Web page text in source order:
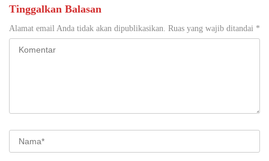
Tinggalkan Balasan
Alamat email Anda tidak akan dipublikasikan. Ruas yang wajib ditandai *